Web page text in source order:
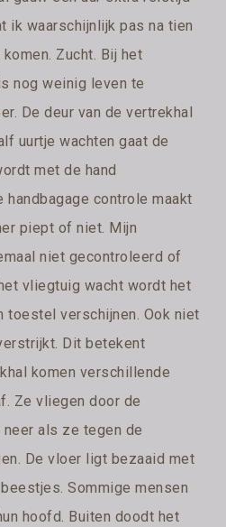
ik waarschijnlijk pas na tien
Zucht. Bij het
nog weinig leven te
De deur van de vertrekhal
uurtje wachten gaat de
met de hand
controle maakt
piept of niet. Mijn
niet gecontroleerd of
vliegtuig wacht wordt het
toestel verschijnen. Ook niet
Dit betekent
komen verschillende
Ze vliegen door de
als ze tegen de
De vloer ligt bezaaid met
Sommige mensen
hoofd. Buiten doodt het